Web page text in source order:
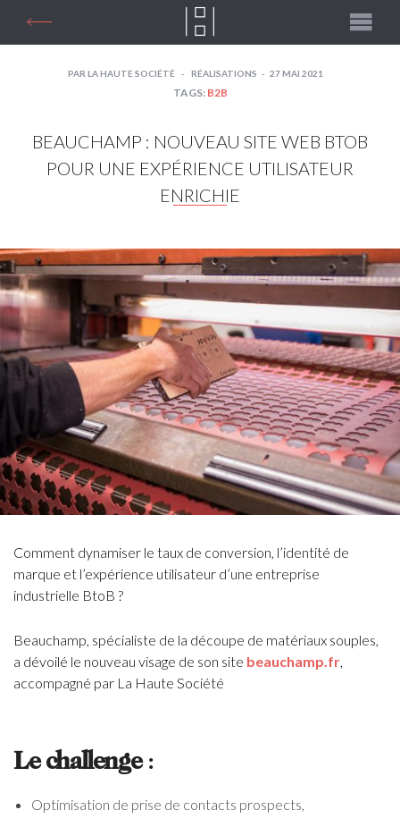
PAR LA HAUTE SOCIÉTÉ RÉALISATIONS 27 MAI 2021
TAGS: B2B
BEAUCHAMP : NOUVEAU SITE WEB BTOB
POUR UNE EXPÉRIENCE UTILISATEUR
ENRICHIE
Comment dynamiser le taux de conversion, l’identité de
marque et l’expérience utilisateur d’une entreprise
industrielle BtoB ?
Beauchamp, spécialiste de la découpe de matériaux souples,
a dévoilé le nouveau visage de son site beauchamp.fr,
accompagné par La Haute Société
Le challenge:
Optimisation de prise de contacts prospects,